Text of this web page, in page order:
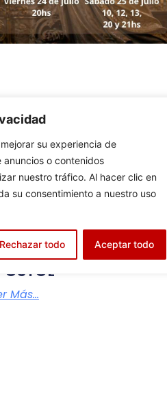
su experiencia de
anuncios o contenidos
nuestro tráfico. Al hacer clic en
su consentimiento a nuestro uso
Rechazar todo Aceptar todo
EUCARISTIAS
SANTIAGO
Más...